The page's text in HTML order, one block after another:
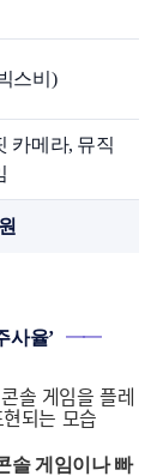
스비)
카메라, 뮤직
사율’ ━━
솔 게임이나 빠